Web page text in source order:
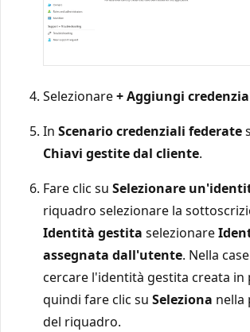
Selezionare+ Aggiungi
In Scenario credenziali federate
Chiavi gestite dal cliente.
Fare clic su Selezionare
riquadro selezionare la
Identità gestita selezionare
assegnata dall'utente. Nella
cercare l'identità gestita creata in
quindi fare clic su Seleziona nella
del riquadro.